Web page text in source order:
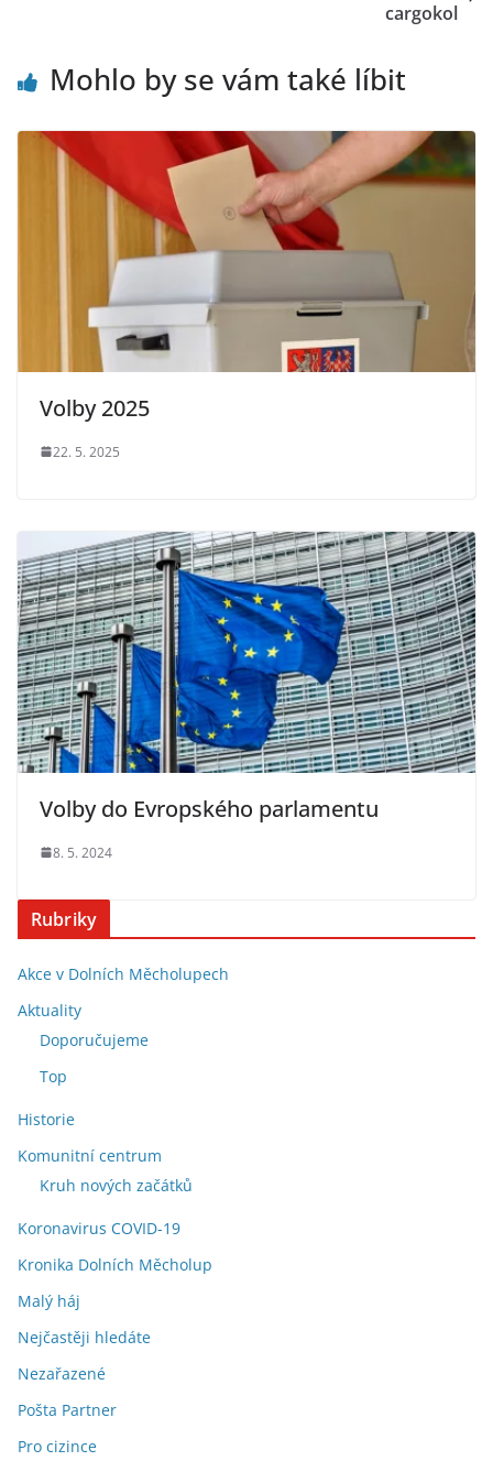
cargokol
Mohlo by se vám také líbit
Volby 2025
22. 5. 2025
Volby do Evropského parlamentu
8. 5. 2024
Rubriky
Akce v Dolních Měcholupech
Aktuality
Doporučujeme
Top
Historie
Komunitní centrum
Kruh nových začátků
Koronavirus COVID-19
Kronika Dolních Měcholup
Malý háj
Nejčastěji hledáte
Nezařazené
Pošta Partner
Pro cizince